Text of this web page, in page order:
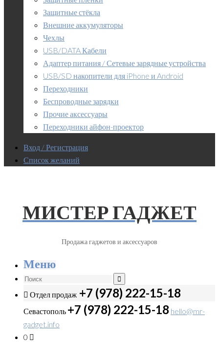
Защитные стёкла
Внешние аккумуляторы
Чехлы
USB/DATA Кабели
Адаптер питания / Сетевые зарядные устройства
USB/SD накопители для iPhone и Android
Переходники
Беспроводные зарядки
Прочие аксессуары
Переходники айфон-проектор
Вход / Регистрация
Список желаний
МИСТЕР ГАДЖЕТ
Продажа гаджетов и аксессуаров
Меню
Отдел продаж +7 (978) 222-15-18
Севастополь +7 (978) 222-15-18 hello@mr-
gadget.info
0